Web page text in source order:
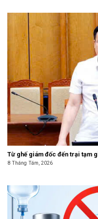
Từ ghế giám đốc đến trại tạm
8 Tháng Tám, 2026